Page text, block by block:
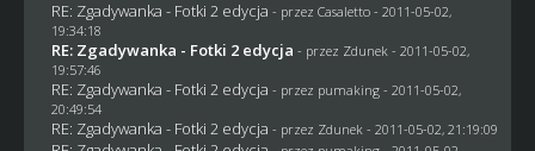
RE: Zgadywanka - Fotki 2 edycja - przez Casaletto- 2011-05-02,
19:34:18
RE: Zgadywanka - Fotki 2 edycja - przez Zdunek - 2011-05-02,
19:57:46
RE: Zgadywanka - Fotki 2 edycja - przez pumaking- 2011-05-02,
20:49:54
RE: Zgadywanka - Fotki 2 edycja - przez Zdunek - 2011-05-02, 21:19:09